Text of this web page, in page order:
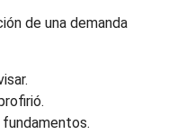
de una demanda